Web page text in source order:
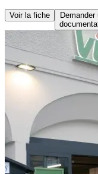
Voir la fiche
Demander